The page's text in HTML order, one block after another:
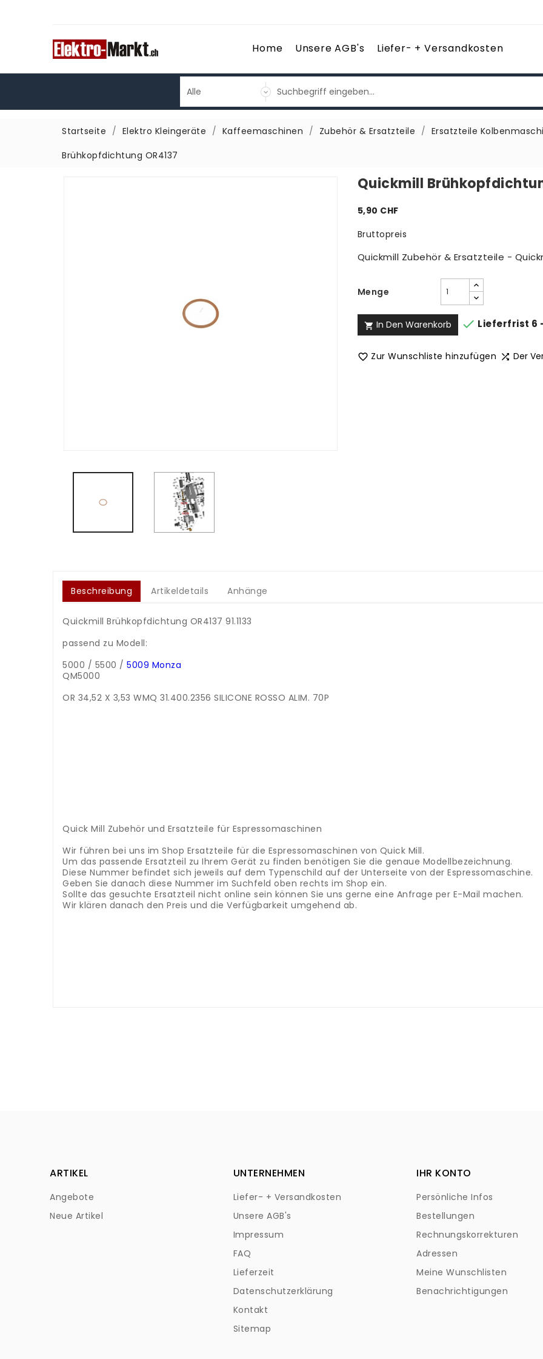
Home Unsere AGB's Liefer- + Versandkosten
Startseite Elektro Kleingeräte Kaffeemaschinen Zubehör & Ersatzteile Ersatzteile
Brühkopfdichtung OR4137
Quickmill
5,90 CHF
Bruttopreis
Quickmill Zubehör & Ersatzteile -
Menge
 In Den Warenkorb  Lieferfrist 6
 Zur Wunschliste hinzufügen  Der
Beschreibung Artikeldetails Anhänge
Quickmill Brühkopfdichtung OR4137 91.1133
passend zu Modell:
5000 / 5500 / 5009 Monza
QM5000
OR 34,52 X 3,53 WMQ 31.400.2356 SILICONE ROSSO ALIM. 70P
Quick Mill Zubehör und Ersatzteile für Espressomaschinen
Wir führen bei uns im Shop Ersatzteile für die Espressomaschinen von Quick Mill.
Um das passende Ersatzteil zu Ihrem Gerät zu finden benötigen Sie die genaue Modellbezeichnung.
Diese Nummer befindet sich jeweils auf dem Typenschild auf der Unterseite von der Espressomaschine.
Geben Sie danach diese Nummer im Suchfeld oben rechts im Shop ein.
Sollte das gesuchte Ersatzteil nicht online sein können Sie uns gerne eine Anfrage per E-Mail machen.
Wir klären danach den Preis und die Verfügbarkeit umgehend ab.
ARTIKEL
Angebote
Neue Artikel
UNTERNEHMEN
Liefer- + Versandkosten
Unsere AGB's
Impressum
FAQ
Lieferzeit
Datenschutzerklärung
Kontakt
Sitemap
IHR KONTO
Persönliche Infos
Bestellungen
Rechnungskorrekturen
Adressen
Meine Wunschlisten
Benachrichtigungen